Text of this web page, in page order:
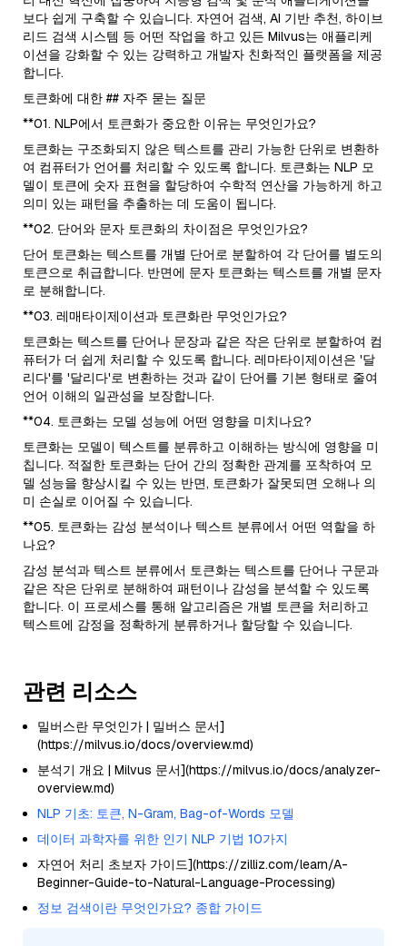
보다 쉽게 구축할 수 있습니다. 자연어 검색, AI 기반 추천, 하이브
리드 검색 시스템 등 어떤 작업을 하고 있든 Milvus는 애플리케
이션을 강화할 수 있는 강력하고 개발자 친화적인 플랫폼을 제공
합니다.
토큰화에 대한 ## 자주 묻는 질문
**01. NLP에서 토큰화가 중요한 이유는 무엇인가요?
토큰화는 구조화되지 않은 텍스트를 관리 가능한 단위로 변환하
여 컴퓨터가 언어를 처리할 수 있도록 합니다. 토큰화는 NLP 모
델이 토큰에 숫자 표현을 할당하여 수학적 연산을 가능하게 하고
의미 있는 패턴을 추출하는 데 도움이 됩니다.
**02. 단어와 문자 토큰화의 차이점은 무엇인가요?
단어 토큰화는 텍스트를 개별 단어로 분할하여 각 단어를 별도의
토큰으로 취급합니다. 반면에 문자 토큰화는 텍스트를 개별 문자
로 분해합니다.
**03. 레매타이제이션과 토큰화란 무엇인가요?
토큰화는 텍스트를 단어나 문장과 같은 작은 단위로 분할하여 컴
퓨터가 더 쉽게 처리할 수 있도록 합니다. 레마타이제이션은 '달
리다'를 '달리다'로 변환하는 것과 같이 단어를 기본 형태로 줄여
언어 이해의 일관성을 보장합니다.
**04. 토큰화는 모델 성능에 어떤 영향을 미치나요?
토큰화는 모델이 텍스트를 분류하고 이해하는 방식에 영향을 미
칩니다. 적절한 토큰화는 단어 간의 정확한 관계를 포착하여 모
델 성능을 향상시킬 수 있는 반면, 토큰화가 잘못되면 오해나 의
미 손실로 이어질 수 있습니다.
**05. 토큰화는 감성 분석이나 텍스트 분류에서 어떤 역할을 하
나요?
감성 분석과 텍스트 분류에서 토큰화는 텍스트를 단어나 구문과
같은 작은 단위로 분해하여 패턴이나 감성을 분석할 수 있도록
합니다. 이 프로세스를 통해 알고리즘은 개별 토큰을 처리하고
텍스트에 감정을 정확하게 분류하거나 할당할 수 있습니다.
관련 리소스
밀버스란 무엇인가 | 밀버스 문서]
(https://milvus.io/docs/overview.md)
분석기 개요 | Milvus 문서](https://milvus.io/docs/analyzer-
overview.md)
NLP 기초: 토큰, N-Gram, Bag-of-Words 모델
데이터 과학자를 위한 인기 NLP 기법 10가지
자연어 처리 초보자 가이드](https://zilliz.com/learn/A-
Beginner-Guide-to-Natural-Language-Processing)
정보 검색이란 무엇인가요? 종합 가이드